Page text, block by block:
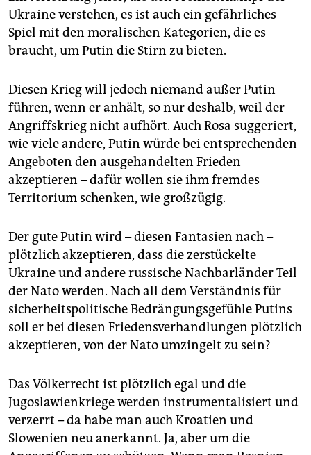
Ukraine verstehen, es ist auch ein gefährliches
Spiel mit den moralischen Kategorien, die es
braucht, um Putin die Stirn zu bieten.
Diesen Krieg will jedoch niemand außer Putin
führen, wenn er anhält, so nur deshalb, weil der
Angriffskrieg nicht aufhört. Auch Rosa suggeriert,
wie viele andere, Putin würde bei entsprechenden
Angeboten den ausgehandelten Frieden
akzeptieren – dafür wollen sie ihm fremdes
Territorium schenken, wie großzügig.
Der gute Putin wird – diesen Fantasien nach –
plötzlich akzeptieren, dass die zerstückelte
Ukraine und andere russische Nachbarländer Teil
der Nato werden. Nach all dem Verständnis für
sicherheitspolitische Bedrängungsgefühle Putins
soll er bei diesen Friedensverhandlungen plötzlich
akzeptieren, von der Nato umzingelt zu sein?
Das Völkerrecht ist plötzlich egal und die
Jugoslawienkriege werden instrumentalisiert und
verzerrt – da habe man auch Kroatien und
Slowenien neu anerkannt. Ja, aber um die